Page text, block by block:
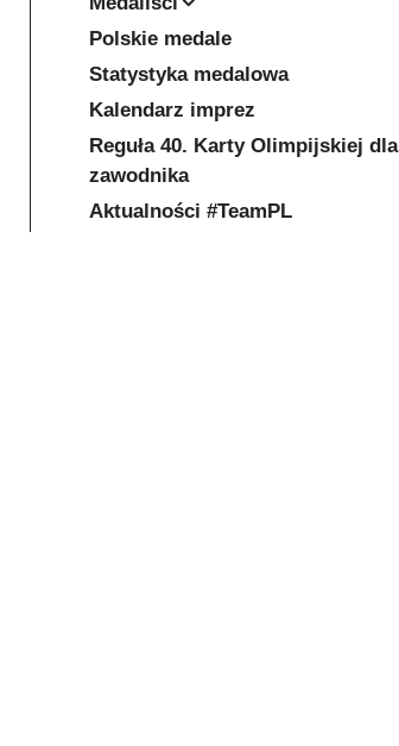
Polskie medale
Statystyka medalowa
Kalendarz imprez
Reguła 40. Karty Olimpijskiej dla
zawodnika
Aktualności #TeamPL